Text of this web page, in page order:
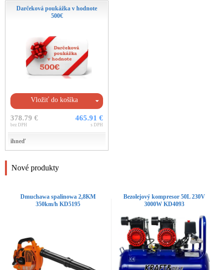
Darčeková poukážka v hodnote
500€
Vložiť do košíka
378.79 €
bez DPH
465.91 €
s DPH
ihneď
Nové produkty
Dmuchawa spalinowa 2,8KM
350km/h KD5195
Bezolejový kompresor 50L 230V
3000W KD4093